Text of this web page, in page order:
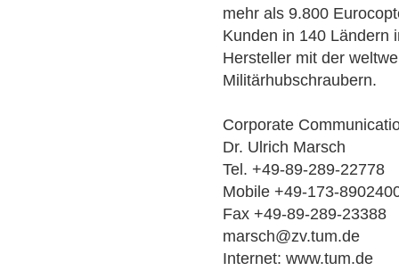
mehr als 9.800
Kunden in 140 Ländern
Hersteller mit der
Militärhubschraubern.
Corporate
Dr. Ulrich Marsch
Tel. +49-89-289-22778
Mobile +49-173-
Fax +49-89-289-23388
marsch@zv.tum.de
Internet: www.tum.de